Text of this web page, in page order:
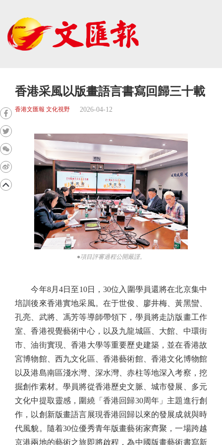
香港采風以版畫語言書寫回歸三十載
香港文匯報 文化視野 2026-04-12
●項目評審過程公開嚴謹。
今年8月4日至10日，30位入圍學員還將在北京集中
培訓後來香港實地采風。在于世俊、廖井梅、黃黑蠻、
孔亮、武將、馮芳等導師帶領下，學員將走訪版畫工作
室、香港視覺藝術中心，以及九龍城區、大館、中環街
市、油街實現、香港大學等重要歷史建築，並在香港故
宮博物館、西九文化區、香港藝術館、香港文化博物館
以及港島南區淺水灣、深水灣、赤柱等地深入考察，挖
掘創作素材。學員將從香港歷史文脈、城市發展、多元
文化中提取靈感，圍繞「香港回歸30周年」主題進行創
作，以創新版畫語言展現香港回歸以來的發展成就與時
代風貌。隨着30位優秀青年版畫藝術家齊聚，一場跨越
京港兩地的藝術之旅即將啟程，為中國版畫藝術書寫新